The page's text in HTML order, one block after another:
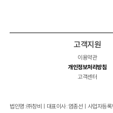
고객지원
이용약관
개인정보처리방침
고객센터
법인명 : ㈜창비ㅣ대표이사 : 염종선ㅣ사업자